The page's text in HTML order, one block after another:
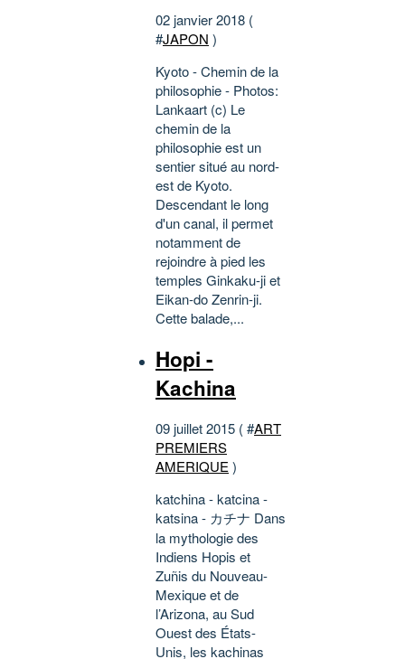
02 janvier 2018 (
#JAPON )
Kyoto - Chemin de la
philosophie - Photos:
Lankaart (c) Le
chemin de la
philosophie est un
sentier situé au nord-
est de Kyoto.
Descendant le long
d'un canal, il permet
notamment de
rejoindre à pied les
temples Ginkaku-ji et
Eikan-do Zenrin-ji.
Cette balade,...
Hopi -
Kachina
09 juillet 2015 ( #ART
PREMIERS
AMERIQUE)
katchina - katcina -
katsina - カチナ Dans
la mythologie des
Indiens Hopis et
Zuñis du Nouveau-
Mexique et de
l’Arizona, au Sud
Ouest des États-
Unis, les kachinas